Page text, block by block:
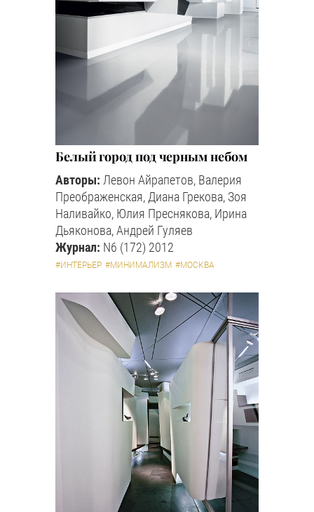
Белый город под черным небом
Авторы: Левон Айрапетов, Валерия
Преображенская, Диана Грекова, Зоя
Наливайко, Юлия Преснякова, Ирина
Дьяконова, Андрей Гуляев
Журнал: N6 (172) 2012
#ИНТЕРЬЕР #МИНИМАЛИЗМ #МОСКВА